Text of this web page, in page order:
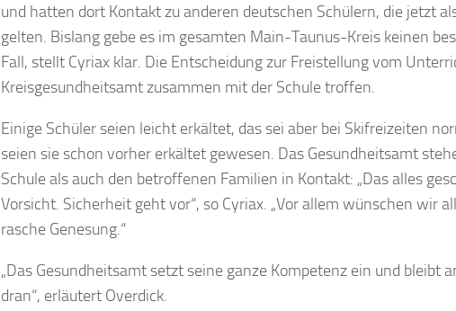
und hatten dort Kontakt zu anderen deutschen Schülern, die jetzt
gelten. Bislang gebe es im gesamten Main-Taunus-Kreis keinen
Fall, stellt Cyriax klar. Die Entscheidung zur Freistellung vom
Kreisgesundheitsamt zusammen mit der Schule troffen.
Einige Schüler seien leicht erkältet, das sei aber bei Skifreizeiten
seien sie schon vorher erkältet gewesen. Das Gesundheitsamt
Schule als auch den betroffenen Familien in Kontakt: „Das alles
Vorsicht. Sicherheit geht vor“, so Cyriax. „Vor allem wünschen wir
rasche Genesung.“
„Das Gesundheitsamt setzt seine ganze Kompetenz ein und bleibt
dran“, erläutert Overdick.